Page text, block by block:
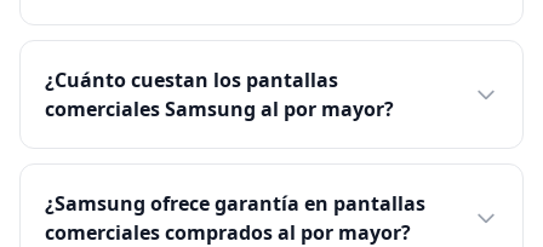
¿Cuánto cuestan los pantallas
comerciales Samsung al por mayor?
¿Samsung ofrece garantía en pantallas
comerciales comprados al por mayor?